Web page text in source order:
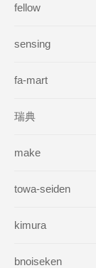
fellow
sensing
fa-mart
瑞典
make
towa-seiden
kimura
bnoiseken